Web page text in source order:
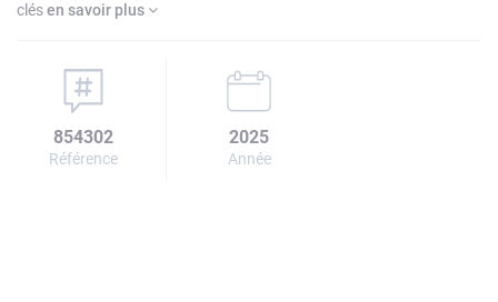
clésen savoir plus
854302
Référence
2025
Année